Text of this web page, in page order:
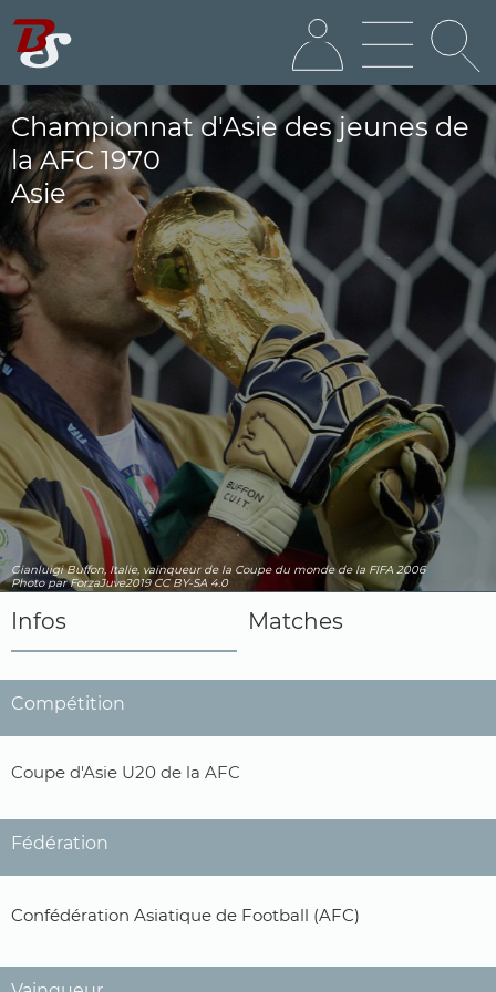
Championnat d'Asie des jeunes de
la AFC 1970
Asie
Gianluigi Buffon, Italie, vainqueur de la Coupe du monde de la FIFA 2006
Photo par ForzaJuve2019CC BY-SA 4.0
Infos Matches
Compétition
Coupe d'Asie U20 de la AFC
Fédération
Confédération Asiatique de Football (AFC)